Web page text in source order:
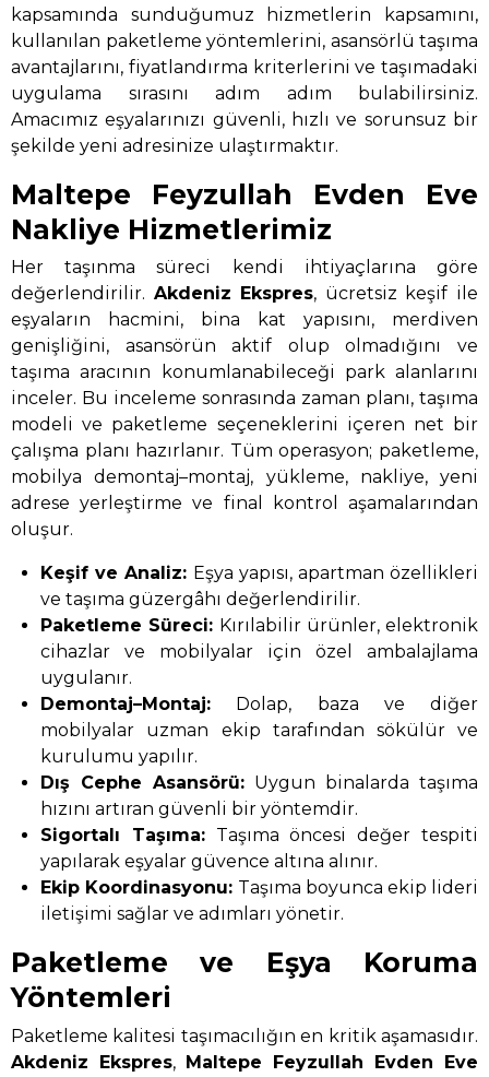
kapsamında sunduğumuz hizmetlerin kapsamını,
kullanılan paketleme yöntemlerini, asansörlü taşıma
avantajlarını, fiyatlandırma kriterlerini ve taşımadaki
uygulama sırasını adım adım bulabilirsiniz.
Amacımız eşyalarınızı güvenli, hızlı ve sorunsuz bir
şekilde yeni adresinize ulaştırmaktır.
Maltepe Feyzullah Evden Eve
Nakliye Hizmetlerimiz
Her taşınma süreci kendi ihtiyaçlarına göre
değerlendirilir. Akdeniz Ekspres, ücretsiz keşif ile
eşyaların hacmini, bina kat yapısını, merdiven
genişliğini, asansörün aktif olup olmadığını ve
taşıma aracının konumlanabileceği park alanlarını
inceler. Bu inceleme sonrasında zaman planı, taşıma
modeli ve paketleme seçeneklerini içeren net bir
çalışma planı hazırlanır. Tüm operasyon; paketleme,
mobilya demontaj–montaj, yükleme, nakliye, yeni
adrese yerleştirme ve final kontrol aşamalarından
oluşur.
Keşif ve Analiz: Eşya yapısı, apartman özellikleri
ve taşıma güzergâhı değerlendirilir.
Paketleme Süreci: Kırılabilir ürünler, elektronik
cihazlar ve mobilyalar için özel ambalajlama
uygulanır.
Demontaj–Montaj: Dolap, baza ve diğer
mobilyalar uzman ekip tarafından sökülür ve
kurulumu yapılır.
Dış Cephe Asansörü: Uygun binalarda taşıma
hızını artıran güvenli bir yöntemdir.
Sigortalı Taşıma:Taşıma öncesi değer tespiti
yapılarak eşyalar güvence altına alınır.
Ekip Koordinasyonu: Taşıma boyunca ekip lideri
iletişimi sağlar ve adımları yönetir.
Paketleme ve Eşya Koruma
Yöntemleri
Paketleme kalitesi taşımacılığın en kritik aşamasıdır.
Akdeniz Ekspres, Maltepe Feyzullah Evden Eve